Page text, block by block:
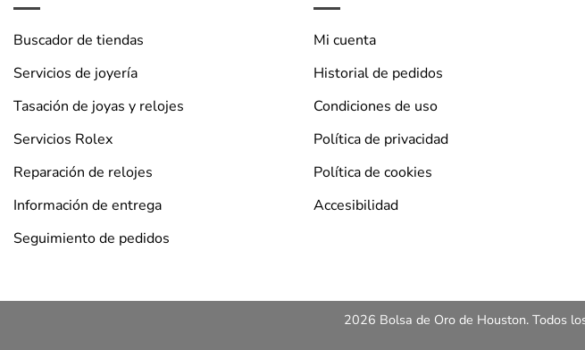
Buscador de tiendas
Servicios de joyería
Tasación de joyas y relojes
Servicios Rolex
Reparación de relojes
Información de entrega
Seguimiento de pedidos
Mi cuenta
Historial de pedidos
Condiciones de uso
Política de privacidad
Política de cookies
Accesibilidad
2026 Bolsa de Oro de Houston. Todos